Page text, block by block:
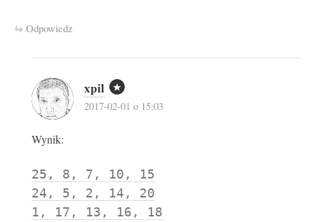
Odpowiedz
xpil
2017-02-01 o 15:03
Wynik:
25, 8, 7, 10, 15
24, 5, 2, 14, 20
1, 17, 13, 16, 18